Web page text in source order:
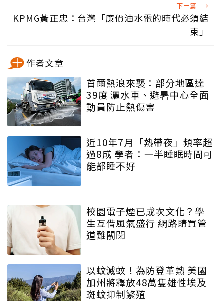
下一篇 →
KPMG黃正忠：台灣「廉價油水電的時代必須結
束」
作者文章
首爾熱浪來襲：部分地區達
39度 灑水車、避暑中心全面
動員防止熱傷害
近10年7月「熱帶夜」頻率超
過8成 學者：一半睡眠時間可
能都睡不好
校園電子煙已成次文化？學
生互借風氣盛行 網路購買管
道難關閉
以蚊滅蚊！為防登革熱 美國
加州將釋放48萬隻雄性埃及
斑蚊抑制繁殖